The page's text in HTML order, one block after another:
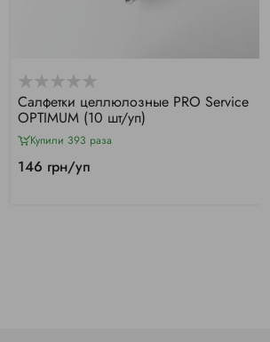
Салфетки целлюлозные PRO Service
OPTIMUM (10 шт/уп)
Купили 393 раза
146 грн/уп